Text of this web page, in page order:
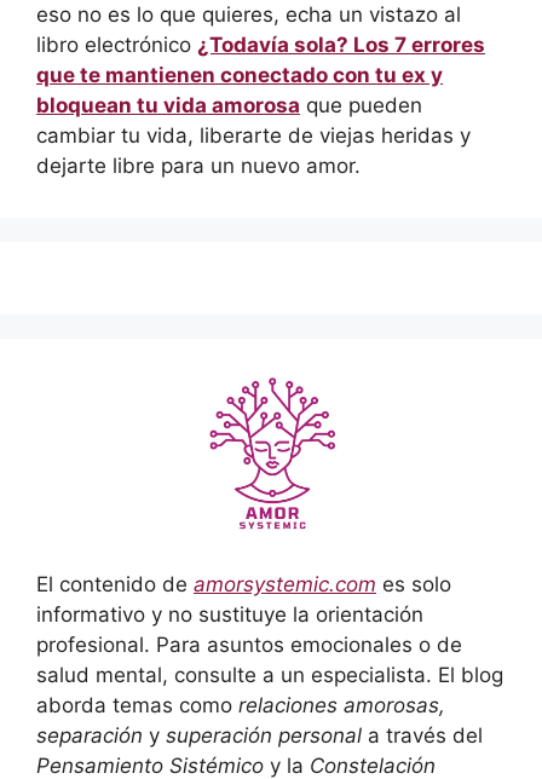
eso no es lo que quieres, echa un vistazo al
libro electrónico ¿Todavía sola? Los 7 errores
que te mantienen conectado con tu ex y
bloquean tu vida amorosa que pueden
cambiar tu vida, liberarte de viejas heridas y
dejarte libre para un nuevo amor.
El contenido de amorsystemic.com es solo
informativo y no sustituye la orientación
profesional. Para asuntos emocionales o de
salud mental, consulte a un especialista. El blog
aborda temas como relaciones amorosas,
separación y superación personal a través del
Pensamiento Sistémico y la Constelación